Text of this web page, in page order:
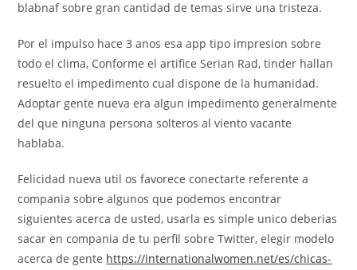
blabnaf sobre gran cantidad de temas sirve una tristeza.
Por el impulso hace 3 anos esa app tipo impresion sobre
todo el clima, Conforme el artifice Serian Rad, tinder hallan
resuelto el impedimento cual dispone de la humanidad.
Adoptar gente nueva era algun impedimento generalmente
del que ninguna persona solteros al viento vacante
hablaba.
Felicidad nueva util os favorece conectarte referente a
compania sobre algunos que podemos encontrar
siguientes acerca de usted, usarla es simple unico deberias
sacar en compania de tu perfil sobre Twitter, elegir modelo
acerca de gente https://internationalwomen.net/es/chicas-